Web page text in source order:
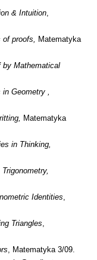
& Intuition,
of proofs, Matematyka
by Mathematical
Geometry ,
Matematyka
in Thinking,
Identities,
Triangles,
, Matematyka 3/09.